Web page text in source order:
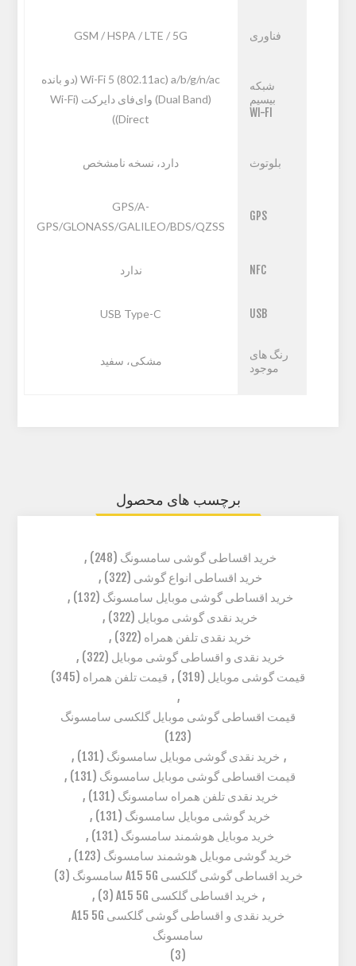
فناوری GSM / HSPA / LTE / 5G
شبکه
بیسیم
WI-FI
Wi-Fi 5 (802.11ac) a/b/g/n/ac (دو بانده
(Dual Band) وای‌فای دایرکت (Wi-Fi
Direct))
بلوتوث دارد، نسخه نامشخص
GPS
GPS/A-
GPS/GLONASS/GALILEO/BDS/QZSS
NFC ندارد
USB
USB Type-C
رنگ های
موجود
مشکی، سفید
برچسب های محصول
خرید اقساطی گوشی سامسونگ (248)
,
خرید اقساطی انواع گوشی (322)
,
خرید اقساطی گوشی موبایل سامسونگ (132)
,
خرید نقدی گوشی موبایل (322)
,
خرید نقدی تلفن همراه (322)
,
خرید نقدی و اقساطی گوشی موبایل (322)
,
قیمت گوشی موبایل (319)
, قیمت تلفن همراه (345)
,
قیمت اقساطی گوشی موبایل گلکسی سامسونگ
(123)
, خرید نقدی گوشی موبایل سامسونگ (131)
,
قیمت اقساطی گوشی موبایل سامسونگ (131)
,
خرید نقدی تلفن همراه سامسونگ (131)
,
خرید گوشی موبایل سامسونگ (131)
,
خرید موبایل هوشمند سامسونگ (131)
,
خرید گوشی موبایل هوشمند سامسونگ (123)
,
خرید اقساطی گوشی گلکسی A15 5G سامسونگ
(3)
, خرید اقساطی گلکسی A15 5G (3)
,
خرید نقدی و اقساطی گوشی گلکسی A15 5G
سامسونگ
(3)